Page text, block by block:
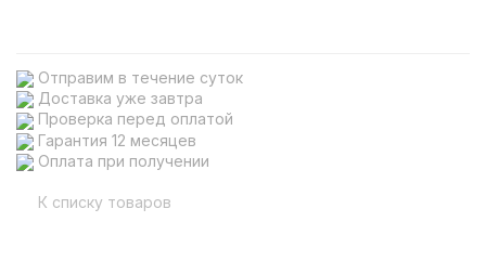
Отправим в течение суток
Доставка уже завтра
Проверка перед оплатой
Гарантия 12 месяцев
Оплата при получении
К списку товаров